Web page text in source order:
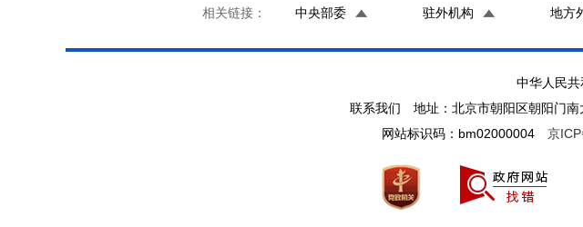
相关链接： 中央部委 驻外机构 地方
中华人民
联系我们 地址：北京市朝阳区朝阳门
网站标识码：bm02000004 京